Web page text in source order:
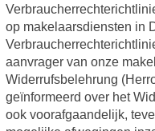
op makelaarsdiensten in
aanvrager van onze
Widerrufsbelehrung
geïnformeerd over het
ook voorafgaandelijk,